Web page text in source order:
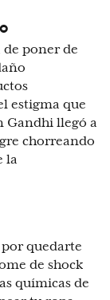
poner de
estigma que
Gandhi llegó a
chorreando
la
por quedarte
de shock
químicas de